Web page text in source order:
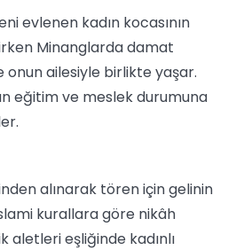
evlenen kadın kocasının
Minanglarda damat
onun ailesiyle birlikte yaşar.
eğitim ve meslek durumuna
alınarak tören için gelinin
kurallara göre nikâh
aletleri eşliğinde kadınlı